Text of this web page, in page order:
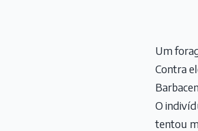
Um
Contra
O
tentou